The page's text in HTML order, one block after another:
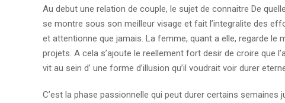
Au debut une relation de couple, le sujet de connaitre De
se montre sous son meilleur visage et fait l’integralite des
et attentionne que jamais. La femme, quant a elle, regarde le
projets. A cela s’ajoute le reellement fort desir de croire que
vit au sein d’ une forme d’illusion qu’il voudrait voir durer
C’est la phase passionnelle qui peut durer certains semaines